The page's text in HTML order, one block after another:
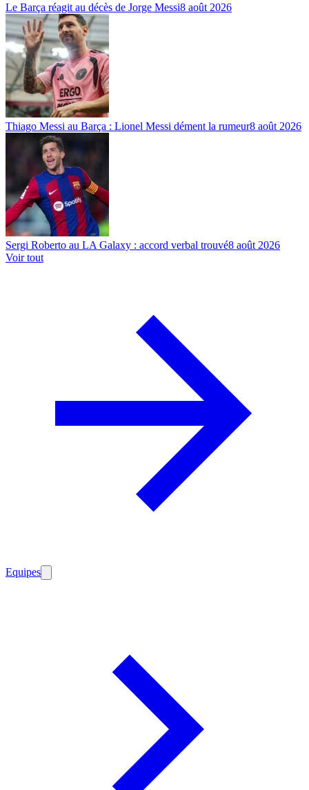
Le Barça réagit au décès de Jorge Messi8 août 2026
Thiago Messi au Barça : Lionel Messi dément la rumeur8 août 2026
Sergi Roberto au LA Galaxy : accord verbal trouvé8 août 2026
Voir tout
Equipes